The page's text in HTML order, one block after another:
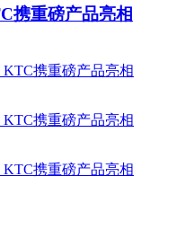
携重磅产品亮相